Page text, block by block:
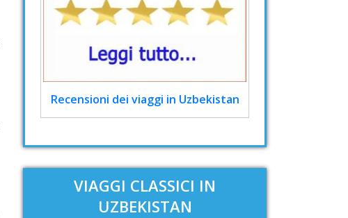
Recensioni dei viaggi in Uzbekistan
VIAGGI CLASSICI IN
UZBEKISTAN